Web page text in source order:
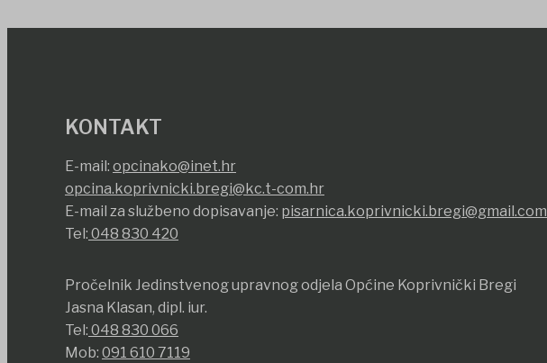
KONTAKT
E-mail: opcinako@inet.hr
opcina.koprivnicki.bregi@kc.t-com.hr
E-mail za službeno dopisavanje: pisarnica.koprivnicki.bregi@gmail.com
Tel: 048 830 420
Pročelnik Jedinstvenog upravnog odjela Općine Koprivnički Bregi
Jasna Klasan, dipl. iur.
Tel: 048 830 066
Mob: 091 610 7119